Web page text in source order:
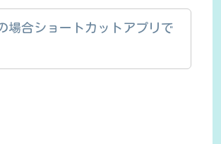
場合ショートカットアプリで